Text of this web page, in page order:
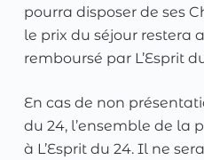
pourra disposer de ses
le prix du séjour restera
remboursé par L’Esprit
En cas de non
du 24, l’ensemble de la
à L’Esprit du 24. Il ne